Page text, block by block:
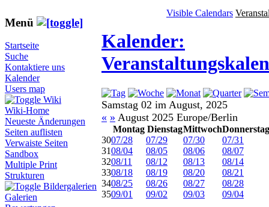
Menü
Startseite
Suche
Kontaktiere uns
Kalender
Users map
Wiki
Wiki-Home
Neueste Änderungen
Seiten auflisten
Verwaiste Seiten
Sandbox
Multiple Print
Strukturen
Bildergalerien
Galerien
Visible Calendars
Kalender:
Samstag 02 im August, 2025
« » August 2025 Europe/Berlin
Montag DienstagMittwochDonnerstag
3007/28 07/29 07/30
07/31
3108/04 08/05 08/06
08/07
3208/11 08/12 08/13
08/14
3308/18 08/19 08/20
08/21
3408/25 08/26 08/27
08/28
3509/01 09/02 09/03 09/04